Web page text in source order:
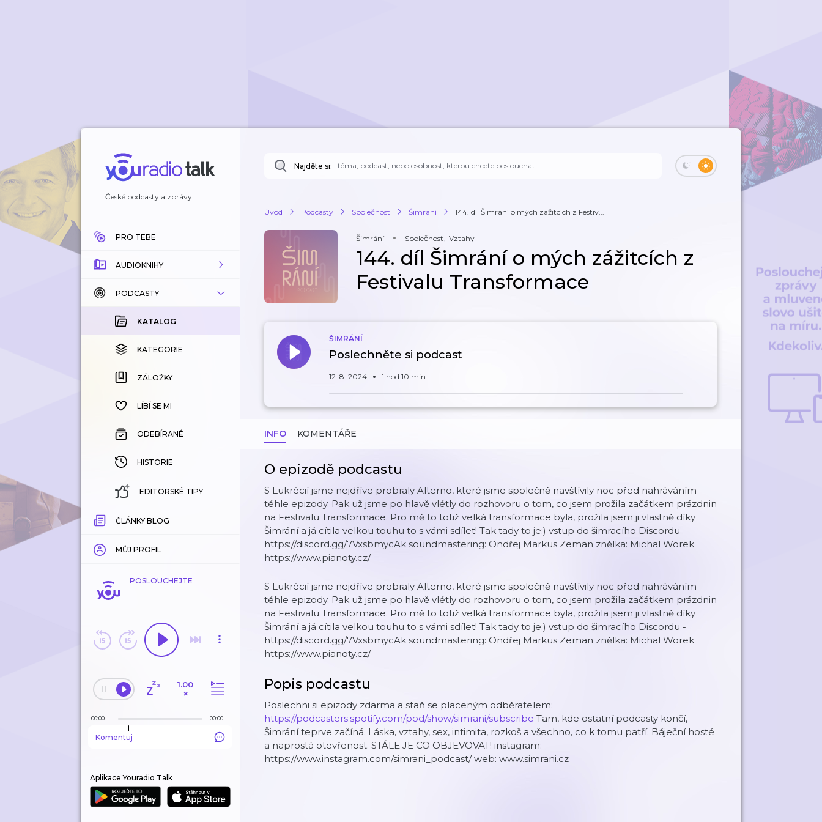
České podcasty a zprávy
PRO TEBE
AUDIOKNIHY
KATALOG
KOUPENÉ
KATEGORIE
ZÁLOŽKY
HISTORIE
PODCASTY
KATALOG
KATEGORIE
ZÁLOŽKY
LÍBÍ SE MI
ODEBÍRANÉ
HISTORIE
EDITORSKÉ TIPY
ČLÁNKY BLOG
MŮJ PROFIL
POSLOUCHEJTE
1.00
×
00:00 00:00
Komentuj
Aplikace Youradio Talk
Najděte si:
Úvod Podcasty Společnost Šimrání 144. díl Šimrání o mých zážitcích z Festiv...
Šimrání Společnost, Vztahy
144. díl Šimrání o mých zážitcích z
Festivalu Transformace
ŠIMRÁNÍ
Poslechněte si podcast
12. 8. 2024 1 hod 10 min
INFO KOMENTÁŘE
O epizodě podcastu
S Lukrécií jsme nejdříve probraly Alterno, které jsme společně navštívily noc před nahráváním
téhle epizody. Pak už jsme po hlavě vlétly do rozhovoru o tom, co jsem prožila začátkem prázdnin
na Festivalu Transformace. Pro mě to totiž velká transformace byla, prožila jsem ji vlastně díky
Šimrání a já cítila velkou touhu to s vámi sdílet! Tak tady to je:) vstup do šimracího Discordu -
⁠⁠⁠⁠⁠⁠⁠⁠⁠⁠⁠⁠⁠⁠⁠⁠https://discord.gg/7VxsbmycAk⁠⁠⁠⁠⁠⁠⁠⁠⁠⁠⁠⁠⁠⁠ soundmastering: Ondřej Markus Zeman znělka: Michal Worek
https://www.pianoty.cz/
S Lukrécií jsme nejdříve probraly Alterno, které jsme společně navštívily noc před nahráváním
téhle epizody. Pak už jsme po hlavě vlétly do rozhovoru o tom, co jsem prožila začátkem prázdnin
na Festivalu Transformace. Pro mě to totiž velká transformace byla, prožila jsem ji vlastně díky
Šimrání a já cítila velkou touhu to s vámi sdílet! Tak tady to je:) vstup do šimracího Discordu -
⁠⁠⁠⁠⁠⁠⁠⁠⁠⁠⁠⁠⁠⁠⁠⁠https://discord.gg/7VxsbmycAk⁠⁠⁠⁠⁠⁠⁠⁠⁠⁠⁠⁠⁠⁠ soundmastering: Ondřej Markus Zeman znělka: Michal Worek
https://www.pianoty.cz/
Popis podcastu
Poslechni si epizody zdarma a staň se placeným odběratelem:
https://podcasters.spotify.com/pod/show/simrani/subscribe Tam, kde ostatní podcasty končí,
Šimrání teprve začíná. Láska, vztahy, sex, intimita, rozkoš a všechno, co k tomu patří. Báječní hosté
a naprostá otevřenost. STÁLE JE CO OBJEVOVAT! instagram:
https://www.instagram.com/simrani_podcast/ web: www.simrani.cz